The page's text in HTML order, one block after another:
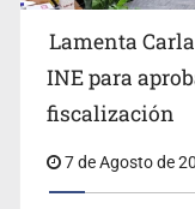
Lamenta
INE para
fiscalización
7 de Agosto de